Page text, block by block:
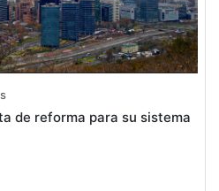
de reforma para su sistema